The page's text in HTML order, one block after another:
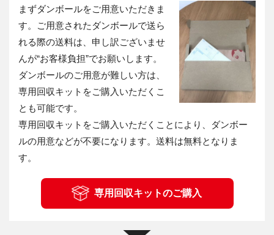
まずダンボールをご用意いただきま
す。ご用意されたダンボールで送ら
れる際の送料は、申し訳ございませ
んが“お客様負担”でお願いします。
ダンボールのご用意が難しい方は、
専用回収キットをご購入いただくこ
とも可能です。
専用回収キットをご購入いただくことにより、ダンボー
ルの用意などが不要になります。送料は無料となりま
す。
専用回収キットのご購入